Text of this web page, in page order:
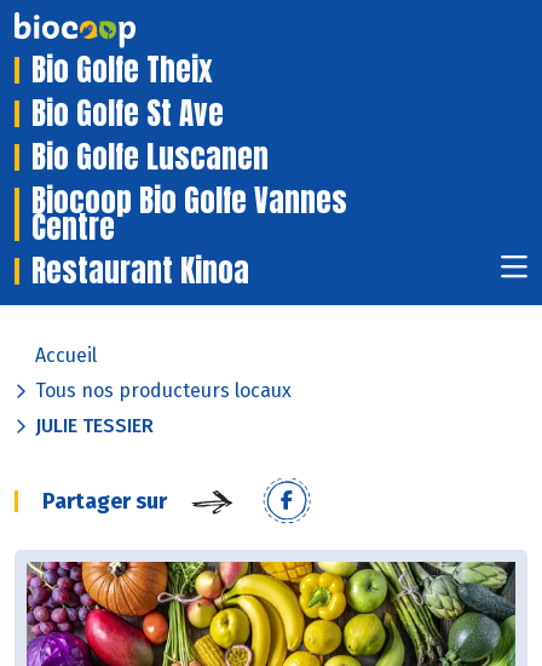
Bio Golfe Theix
Bio Golfe St Ave
Bio Golfe Luscanen
Biocoop Bio Golfe Vannes
Centre
Restaurant Kinoa
Accueil
Tous nos producteurs locaux
JULIE TESSIER
Partager sur